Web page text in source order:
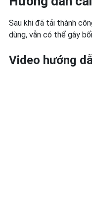
Sau khi đã tải thành
dùng, vẫn có thể gây
Video hướng